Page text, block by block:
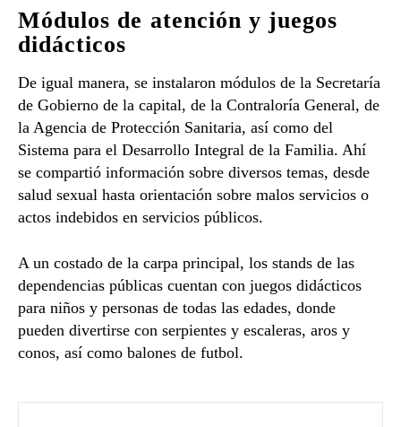
Módulos de atención y juegos
didácticos
De igual manera, se instalaron módulos de la Secretaría
de Gobierno de la capital, de la Contraloría General, de
la Agencia de Protección Sanitaria, así como del
Sistema para el Desarrollo Integral de la Familia. Ahí
se compartió información sobre diversos temas, desde
salud sexual hasta orientación sobre malos servicios o
actos indebidos en servicios públicos.
A un costado de la carpa principal, los stands de las
dependencias públicas cuentan con juegos didácticos
para niños y personas de todas las edades, donde
pueden divertirse con serpientes y escaleras, aros y
conos, así como balones de futbol.